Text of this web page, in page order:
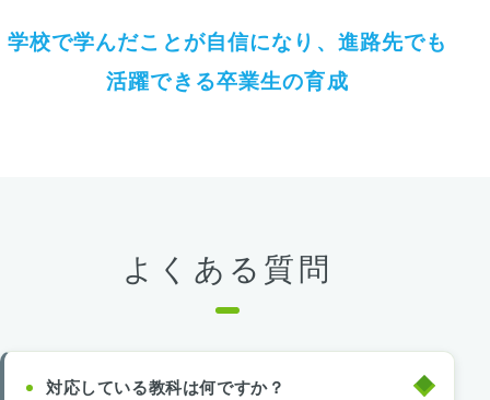
学校で学んだことが自信になり、進路先でも
活躍できる卒業生の育成
よくある質問
対応している教科は何ですか？